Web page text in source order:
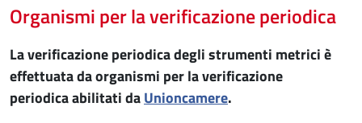
Organismi per la verificazione periodica
La verificazione periodica degli strumenti metrici è
effettuata da organismi per la verificazione
periodica abilitati daUnioncamere.